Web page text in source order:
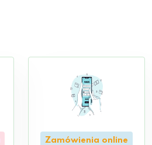
Zamówienia online